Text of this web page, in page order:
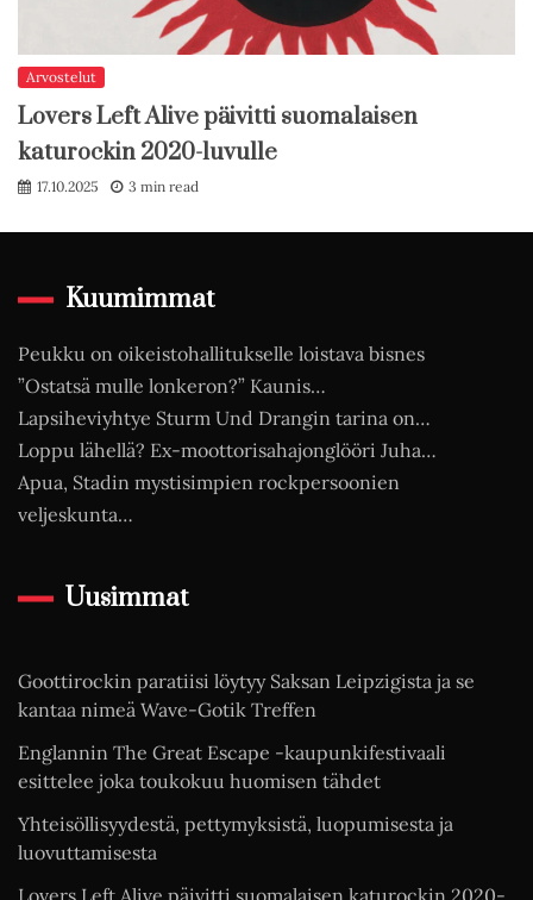
Arvostelut
Lovers Left Alive päivitti suomalaisen
katurockin 2020-luvulle
17.10.2025 3 min read
Kuumimmat
Peukku on oikeistohallitukselle loistava bisnes
”Ostatsä mulle lonkeron?” Kaunis…
Lapsiheviyhtye Sturm Und Drangin tarina on…
Loppu lähellä? Ex-moottorisahajonglööri Juha…
Apua, Stadin mystisimpien rockpersoonien
veljeskunta…
Uusimmat
Goottirockin paratiisi löytyy Saksan Leipzigista ja se
kantaa nimeä Wave-Gotik Treffen
Englannin The Great Escape -kaupunkifestivaali
esittelee joka toukokuu huomisen tähdet
Yhteisöllisyydestä, pettymyksistä, luopumisesta ja
luovuttamisesta
Lovers Left Alive päivitti suomalaisen katurockin 2020-